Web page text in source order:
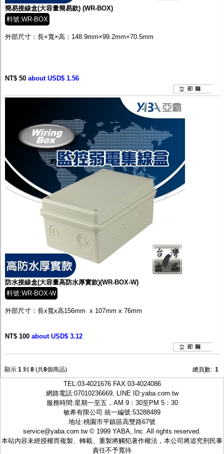
簡易接線盒(大容量簡易款) (WR-BOX)
料號:WR-BOX
外部尺寸： 長×寬×高：148.9mm×99.2mm×70.5mm
NT$ 50 about USD$ 1.56
防水接線盒(大容量高防水厚實款)(WR-BOX-W)
料號:WR-BOX-W
外部尺寸：長x寬x高156mm x 107mm x 76mm
NT$ 100 about USD$ 3.12
顯示 1 到 8 (共8個商品) 總頁數: 1
TEL:03-4021676FAX:03-4024086
網路電話:07010236669, LINE ID:yaba.com.tw
服務時間:星期一至五，AM 9：30至PM 5：30
敏希有限公司 統一編號:53288489
地址:桃園市平鎮區高雙路67號
service@yaba.com.tw© 1999 YABA, Inc. All rights reserved.
本站內容未經授權而複製、轉載、重製將觸犯著作權法，本公司將追究刑民事
責任不予寬待